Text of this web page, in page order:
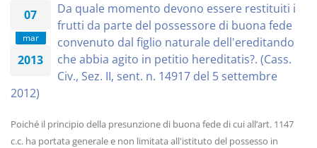
07
mar
2013
Da quale momento devono essere restituiti i
frutti da parte del possessore di buona fede
convenuto dal figlio naturale dell'ereditando
che abbia agito in petitio hereditatis?. (Cass.
Civ., Sez. II, sent. n. 14917 del 5 settembre
2012)
Poiché il principio della presunzione di buona fede di cui all’art. 1147
c.c. ha portata generale e non limitata all'istituto del possesso in